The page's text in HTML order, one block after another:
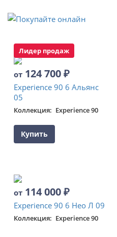
Лидер продаж
от 124 700₽
Experience 90 6 Альянс
05
Коллекция Experience 90
Купить
от 114 000₽
Experience 90 6 Нео Л 09
Коллекция Experience 90